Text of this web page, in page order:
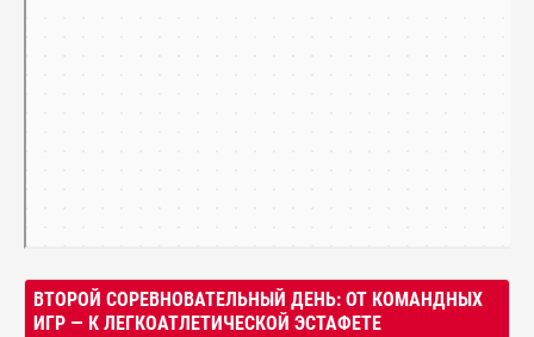
ВТОРОЙ СОРЕВНОВАТЕЛЬНЫЙ ДЕНЬ: ОТ КОМАНДНЫХ
ИГР — К ЛЕГКОАТЛЕТИЧЕСКОЙ ЭСТАФЕТЕ